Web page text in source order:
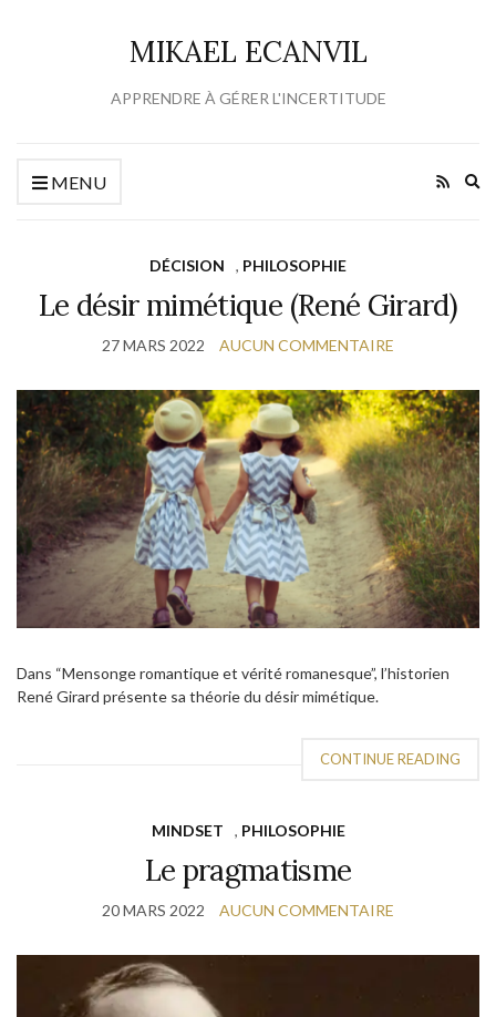
MIKAEL ECANVIL
APPRENDRE À GÉRER L'INCERTITUDE
MENU
DÉCISION , PHILOSOPHIE
Le désir mimétique (René Girard)
27 MARS 2022 AUCUN COMMENTAIRE
Dans “Mensonge romantique et vérité romanesque”, l’historien
René Girard présente sa théorie du désir mimétique.
CONTINUE READING
MINDSET , PHILOSOPHIE
Le pragmatisme
20 MARS 2022 AUCUN COMMENTAIRE